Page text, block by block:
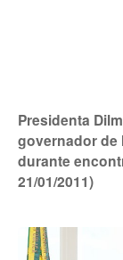
Presidenta
governador de
durante
21/01/2011)